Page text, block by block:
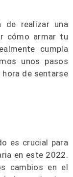
de realizar una
cómo armar tu
cumpla
unos pasos
hora de sentarse
es crucial para
en este 2022.
cambios en el